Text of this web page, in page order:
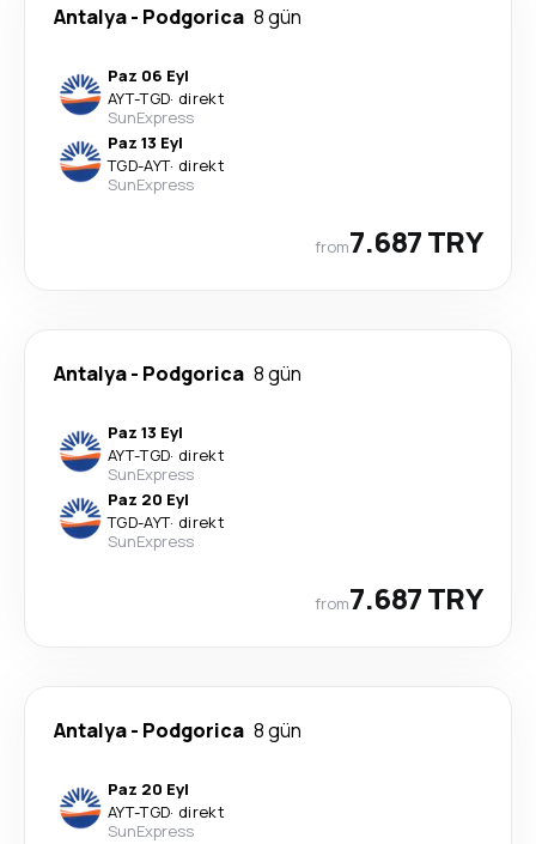
Antalya- Podgorica 8 gün
Paz 06 Eyl
AYT-TGD· direkt
SunExpress
Paz 13 Eyl
TGD-AYT· direkt
SunExpress
from7.687 TRY
Antalya- Podgorica 8 gün
Paz 13 Eyl
AYT-TGD· direkt
SunExpress
Paz 20 Eyl
TGD-AYT· direkt
SunExpress
from7.687 TRY
Antalya- Podgorica 8 gün
Paz 20 Eyl
AYT-TGD· direkt
SunExpress